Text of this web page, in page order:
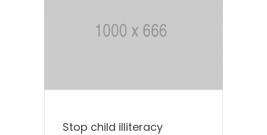
Stop child illiteracy